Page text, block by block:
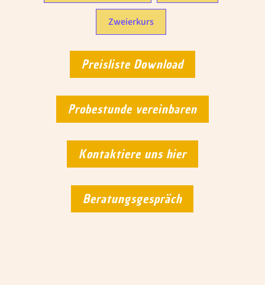
Zweierkurs
Preisliste Download
Probestunde vereinbaren
Kontaktiere uns hier
Beratungsgespräch